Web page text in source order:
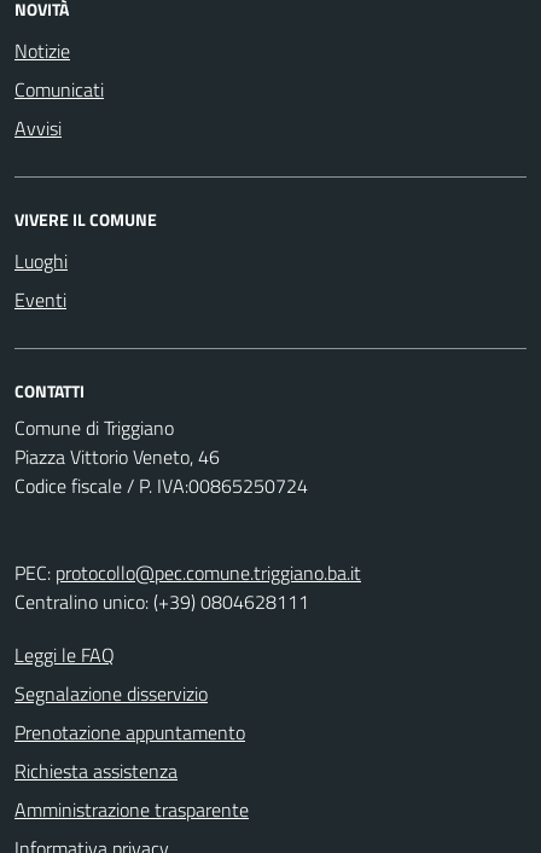
NOVITÀ
Notizie
Comunicati
Avvisi
VIVERE IL COMUNE
Luoghi
Eventi
CONTATTI
Comune di Triggiano
Piazza Vittorio Veneto, 46
Codice fiscale / P. IVA:00865250724
PEC: protocollo@pec.comune.triggiano.ba.it
Centralino unico: (+39) 0804628111
Leggi le FAQ
Segnalazione disservizio
Prenotazione appuntamento
Richiesta assistenza
Amministrazione trasparente